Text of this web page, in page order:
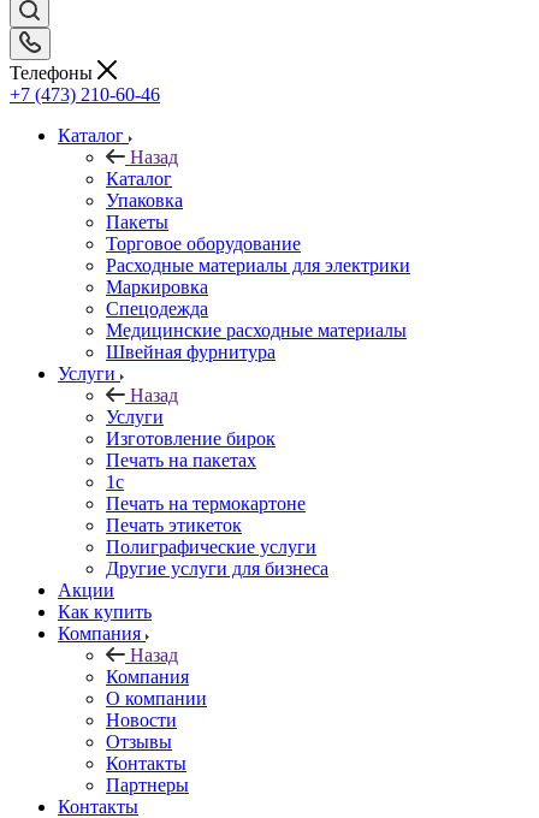
Телефоны
+7 (473) 210-60-46
Каталог
Назад
Каталог
Упаковка
Пакеты
Торговое оборудование
Расходные материалы для электрики
Маркировка
Спецодежда
Медицинские расходные материалы
Швейная фурнитура
Услуги
Назад
Услуги
Изготовление бирок
Печать на пакетах
1c
Печать на термокартоне
Печать этикеток
Полиграфические услуги
Другие услуги для бизнеса
Акции
Как купить
Компания
Назад
Компания
О компании
Новости
Отзывы
Контакты
Партнеры
Контакты